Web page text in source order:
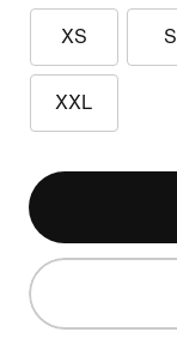
XS S
XXL